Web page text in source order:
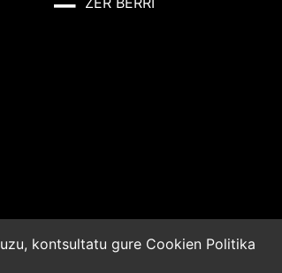
kontsultatu gure Cookien Politika